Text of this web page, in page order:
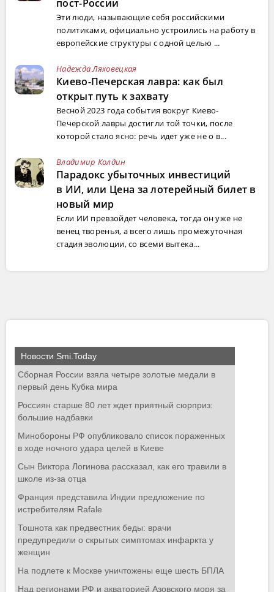
пост-России
Эти люди, называющие себя российскими
политиками, официально устроились на работу в
европейские структуры с одной целью ...
Надежда Ляховецкая
Киево-Печерская лавра: как был
открыт путь к захвату
Весной 2023 года события вокруг Киево-
Печерской лавры достигли той точки, после
которой стало ясно: речь идет уже не о в...
Владимир Колдин
Парадокс убыточных инвестиций
в ИИ, или Цена за лотерейный билет в
новый мир
Если ИИ превзойдет человека, тогда он уже не
венец творенья, а всего лишь промежуточная
стадия эволюции, со всеми вытека...